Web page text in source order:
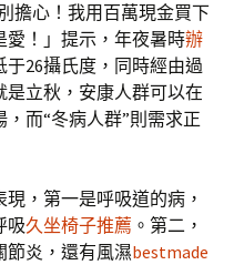
擔心！我用百萬現金買下
愛！」提示，年夜暑時辦
26攝氏度，同時經由過
立秋，安康人群可以在
而“冬病人群”則需求正
，第一是呼吸道的病，
吸久坐椅子推薦 。第二，
節炎，還有風濕bestmade